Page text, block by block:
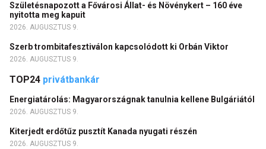
Születésnapozott a Fővárosi Állat- és Növénykert – 160 éve
nyitotta meg kapuit
2026. AUGUSZTUS 9.
Szerb trombitafesztiválon kapcsolódott ki Orbán Viktor
2026. AUGUSZTUS 9.
TOP24 privátbankár
Energiatárolás: Magyarországnak tanulnia kellene Bulgáriától
2026. AUGUSZTUS 9.
Kiterjedt erdőtűz pusztít Kanada nyugati részén
2026. AUGUSZTUS 9.